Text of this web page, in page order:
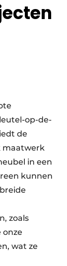
op-de-
de
maatwerk
in een
kunnen
zoals
onze
wat ze